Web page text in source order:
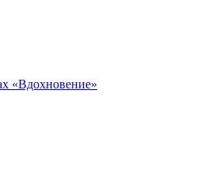
«Вдохновение»